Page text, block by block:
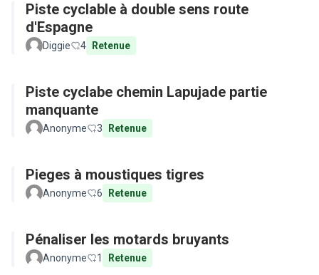
Piste cyclable à double sens route
d'Espagne
Diggie 4 Retenue
Piste cyclabe chemin Lapujade partie
manquante
Anonyme 3 Retenue
Pieges à moustiques tigres
Anonyme 6 Retenue
Pénaliser les motards bruyants
Anonyme 1 Retenue